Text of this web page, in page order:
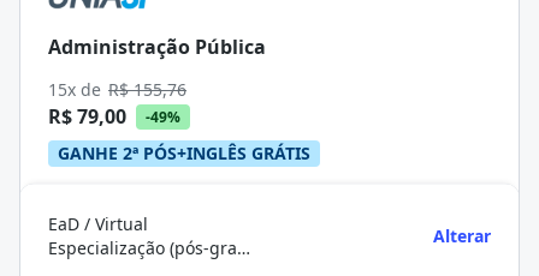
Administração Pública
15x de R$ 155,76
R$ 79,00 -49%
GANHE 2ª PÓS+INGLÊS GRÁTIS
EaD / Virtual
Especialização (pós-graduação)
Alterar